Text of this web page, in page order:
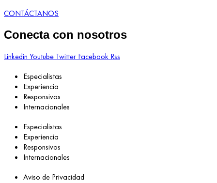
CONTÁCTANOS
Conecta con nosotros
Linkedin Youtube Twitter Facebook Rss
Especialistas
Experiencia
Responsivos
Internacionales
Especialistas
Experiencia
Responsivos
Internacionales
Aviso de Privacidad